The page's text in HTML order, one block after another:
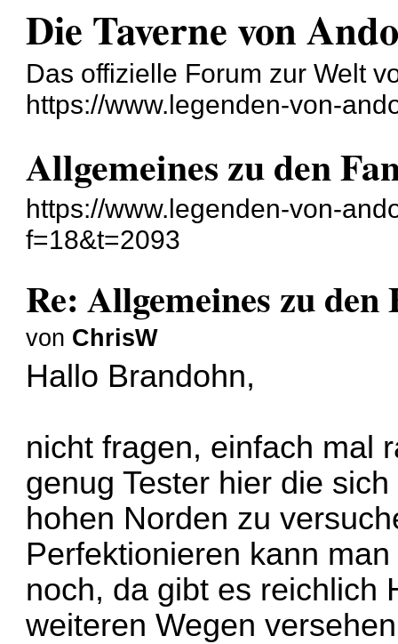
Die Taverne von
Das offizielle Forum zur Welt
https://www.legenden-von-
Allgemeines zu den
https://www.legenden-von-
f=18&t=2093
Re: Allgemeines zu
von ChrisW
Hallo Brandohn,
nicht fragen, einfach mal
genug Tester hier die
hohen Norden zu
Perfektionieren kann
noch, da gibt es reichlich
weiteren Wegen